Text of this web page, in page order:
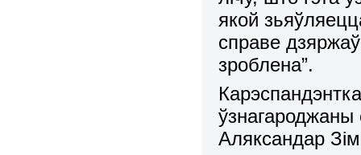
якой
справе
зроблена”.
Аляксандар